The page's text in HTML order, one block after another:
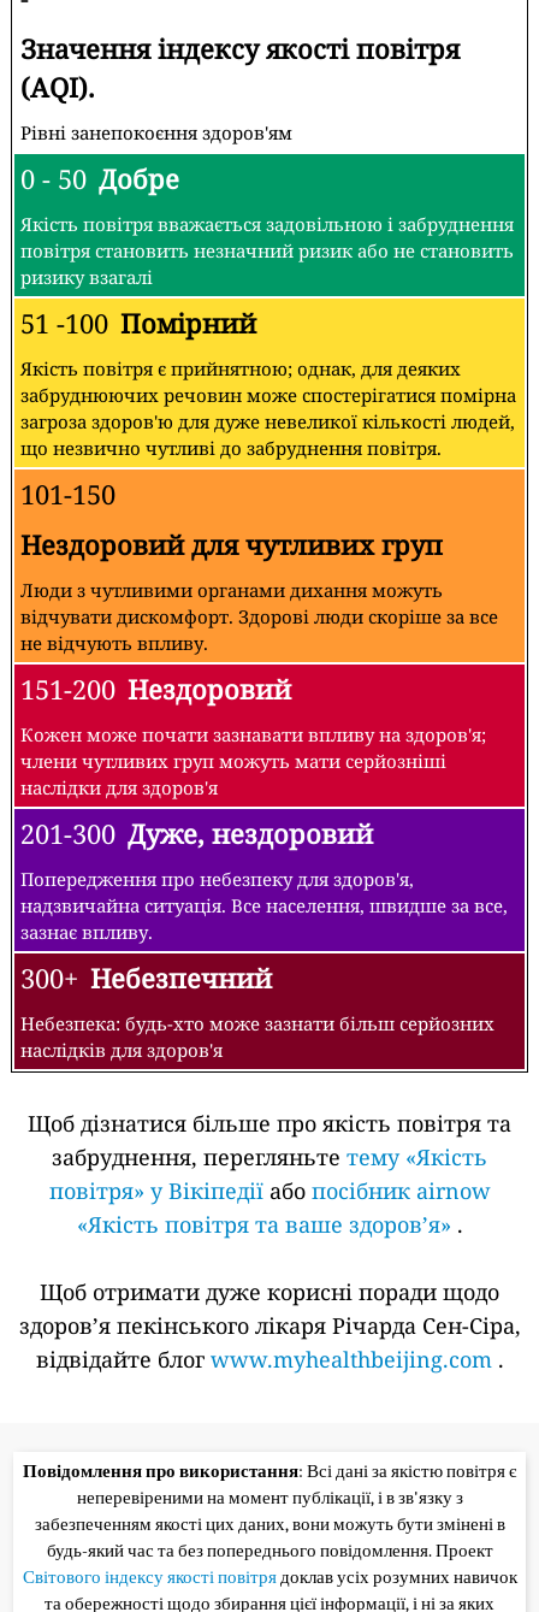
Значення індексу якості повітря
(AQI).
Рівні занепокоєння здоров'ям
0 - 50 Добре
Якість повітря вважається задовільною і забруднення
повітря становить незначний ризик або не становить
ризику взагалі
51 -100 Помірний
Якість повітря є прийнятною; однак, для деяких
забруднюючих речовин може спостерігатися помірна
загроза здоров'ю для дуже невеликої кількості людей,
що незвично чутливі до забруднення повітря.
101-150
Нездоровий для чутливих груп
Люди з чутливими органами дихання можуть
відчувати дискомфорт. Здорові люди скоріше за все
не відчують впливу.
151-200 Нездоровий
Кожен може почати зазнавати впливу на здоров'я;
члени чутливих груп можуть мати серйозніші
наслідки для здоров'я
201-300 Дуже, нездоровий
Попередження про небезпеку для здоров'я,
надзвичайна ситуація. Все населення, швидше за все,
зазнає впливу.
300+ Небезпечний
Небезпека: будь-хто може зазнати більш серйозних
наслідків для здоров'я
Щоб дізнатися більше про якість повітря та
забруднення, перегляньте тему «Якість
повітря» у Вікіпедіїабо посібник airnow
«Якість повітря та ваше здоров’я» .
Щоб отримати дуже корисні поради щодо
здоров’я пекінського лікаря Річарда Сен-Сіра,
відвідайте блог www.myhealthbeijing.com.
Повідомлення про використання: Всі дані за якістю повітря є
неперевіреними на момент публікації, і в зв'язку з
забезпеченням якості цих даних, вони можуть бути змінені в
будь-який час та без попереднього повідомлення. Проект
Світового індексу якості повітрядоклав усіх розумних навичок
та обережності щодо збирання цієї інформації, і ні за яких